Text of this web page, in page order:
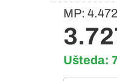
MP:
Ušteda: